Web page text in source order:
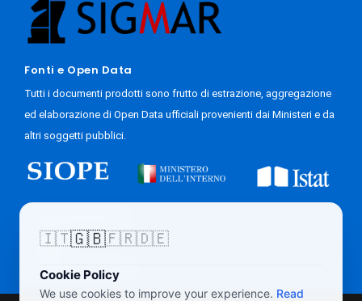
Fonti e Open Data
Tutti i documenti prodotti sono frutto di estrazione, aggregazione
ed elaborazione di Open Data ufficiali provenienti dai Ministeri e da
altri soggetti pubblici.
Progetto
Accesso Giornalisti
🇮🇹🇬🇧🇫🇷🇩🇪
Cookie Policy
We use cookies to improve your experience. Read